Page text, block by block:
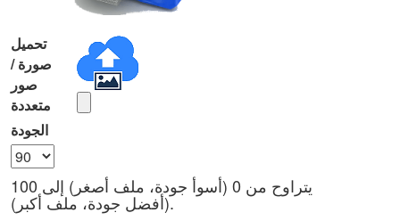
تحميل
صورة /
صور
متعددة
الجودة
يتراوح من 0 (أسوأ جودة، ملف أصغر) إلى 100
(أفضل جودة، ملف أكبر).